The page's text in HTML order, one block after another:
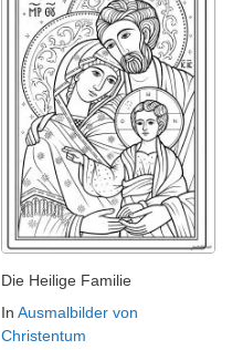
Die Heilige Familie
In Ausmalbilder von
Christentum